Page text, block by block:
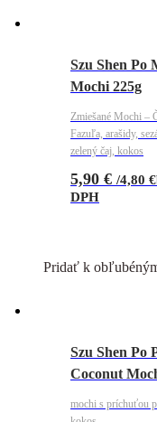
Szu Shen Po
Mochi 225g
Zmiešané Mochi –
Fazuľa, arašidy,
zelený čaj, kokos
5,90 € /4,80 €
DPH
Pridať k
Szu Shen Po
Coconut
mochi s príchuťou